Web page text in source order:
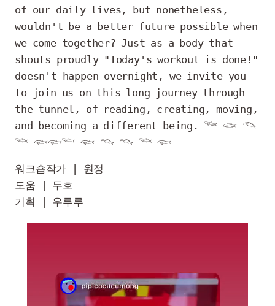
of our daily lives, but nonetheless,
wouldn't be a better future possible when
we come together? Just as a body that
shouts proudly "Today's workout is done!"
doesn't happen overnight, we invite you
to join us on this long journey through
the tunnel, of reading, creating, moving,
and becoming a different being. 𓆝 𓆟 𓆞
𓆝 𓆟𓆟𓆝 𓆟 𓆞 𓆞 𓆝 𓆟
워크숍작가 | 원정
도움 | 두호
기획 | 우루루